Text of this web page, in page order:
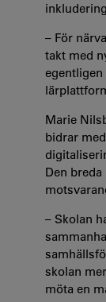
– För
takt med
Marie
bidrar
Den
– Skolan
skolan
möta en